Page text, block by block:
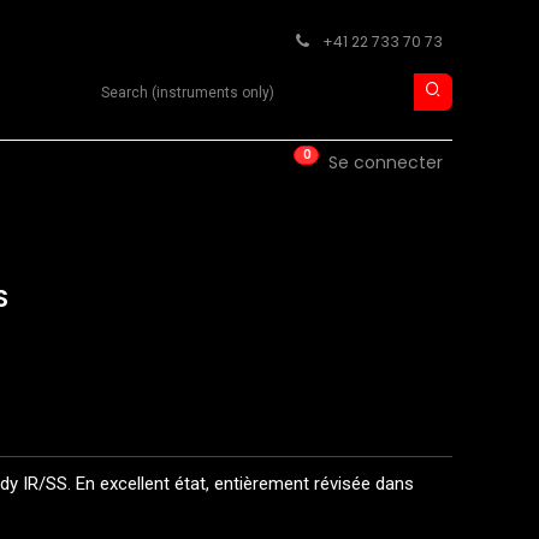
+41 22 733 70 73
Search product
0 Se connecter
IR/SS. En excellent état, entièrement révisée dans